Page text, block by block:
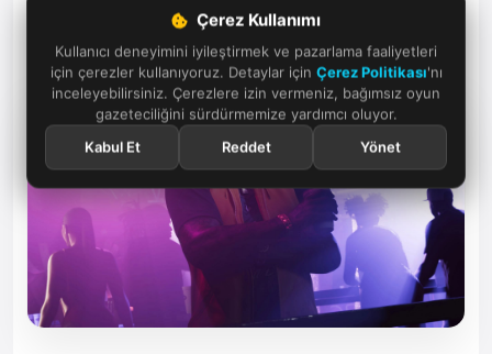
Çerez Kullanımı
Kullanıcı deneyimini iyileştirmek ve pazarlama faaliyetleri
için çerezler kullanıyoruz. Detaylar için Çerez Politikası'nı
inceleyebilirsiniz. Çerezlere izin vermeniz, bağımsız oyun
gazeteciliğini sürdürmemize yardımcı oluyor.
Kabul Et
Reddet Yönet